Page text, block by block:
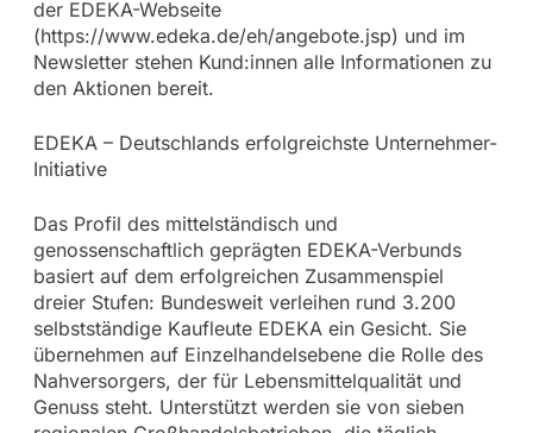
der EDEKA-Webseite
(https://www.edeka.de/eh/angebote.jsp) und im
Newsletter stehen Kund:innen alle Informationen zu
den Aktionen bereit.
EDEKA – Deutschlands erfolgreichste Unternehmer-
Initiative
Das Profil des mittelständisch und
genossenschaftlich geprägten EDEKA-Verbunds
basiert auf dem erfolgreichen Zusammenspiel
dreier Stufen: Bundesweit verleihen rund 3.200
selbstständige Kaufleute EDEKA ein Gesicht. Sie
übernehmen auf Einzelhandelsebene die Rolle des
Nahversorgers, der für Lebensmittelqualität und
Genuss steht. Unterstützt werden sie von sieben